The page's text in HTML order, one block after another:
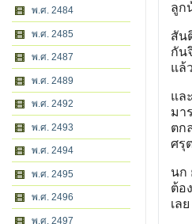
พ.ศ. 2484
พ.ศ. 2485
พ.ศ. 2487
พ.ศ. 2489
พ.ศ. 2492
พ.ศ. 2493
พ.ศ. 2494
พ.ศ. 2495
พ.ศ. 2496
พ.ศ. 2497
ลูก
สัน
กัน
แล้
แล
มา
ตก
ศรุ
นก
ต้อ
เลย